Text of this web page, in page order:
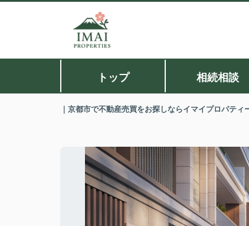
トップ 相続相談
｜京都市で不動産売買をお探しならイマイプロパティ